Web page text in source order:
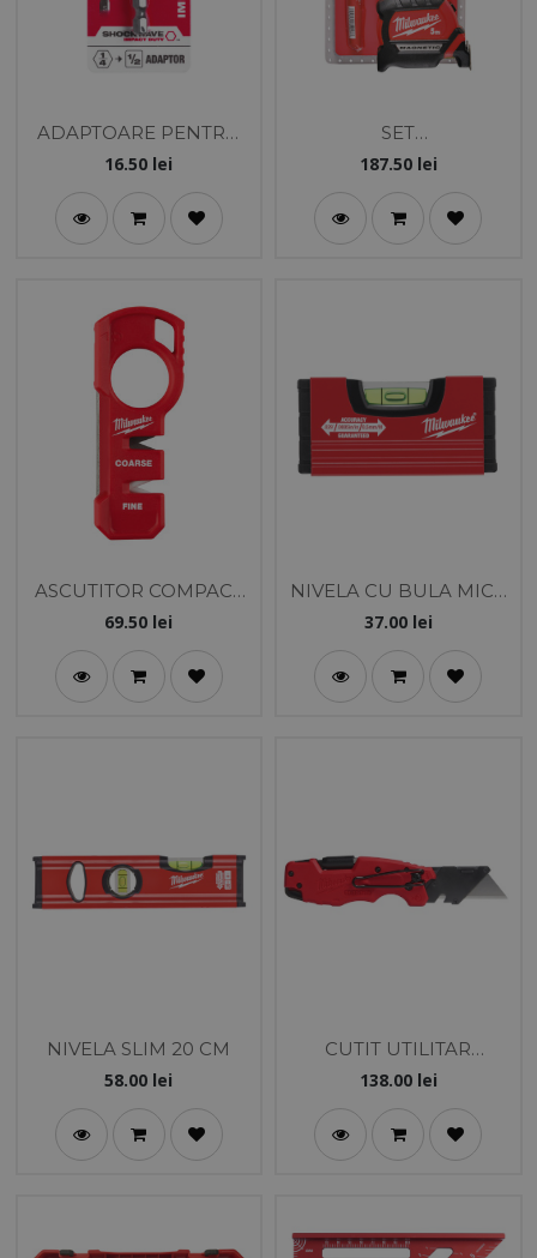
ADAPTOARE PENTRU
CHEI TUBULARE
1/2SQ IMPACT DUTY
16.50 lei
SET
MARCARE+MASURARE
187.50lei
ASCUTITOR COMPACT
DE CUTITE
69.50 lei
NIVELA CU BULA MICA
10 CM
37.00lei
NIVELA SLIM 20 CM
58.00 lei
CUTIT UTILITAR
FASTBACK 6 IN 1
138.00lei